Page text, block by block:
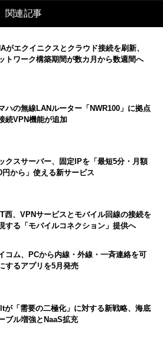
関連記事
がエクイニクスとクラウド接続を刷新、
トワーク構築期間が数カ月から数週間へ
ハの無線LANルーター「NWR100」に拠点
続VPN機能が追加
クスサーバー、固定IPを「最短5分・月額
円から」使える新サービス
西、VPNサービスとモバイル回線の接続を
する「モバイルコネクション」提供へ
コム、PCから内線・外線・一斉連絡を可
するアプリを5月発売
が「需要の二極化」に対する新戦略、海底
ブル増強とNaaS拡充